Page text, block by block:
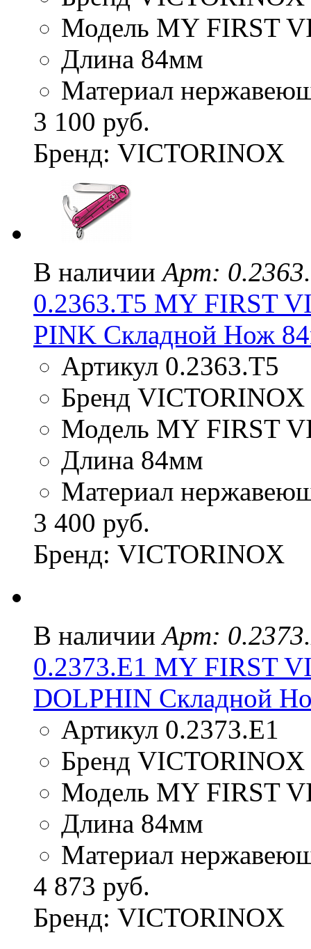
Модель MY FIRST
Длина 84мм
Материал
3 100 руб.
Бренд: VICTORINOX
В наличии Арт:
0.2363.T5 MY FIRST
PINK Складной Нож
Артикул 0.2363.T5
Бренд VICTORINOX
Модель MY FIRST
Длина 84мм
Материал
3 400 руб.
Бренд: VICTORINOX
В наличии Арт:
0.2373.E1 MY FIRST
DOLPHIN Складной
Артикул 0.2373.E1
Бренд VICTORINOX
Модель MY FIRST
Длина 84мм
Материал
4 873 руб.
Бренд: VICTORINOX